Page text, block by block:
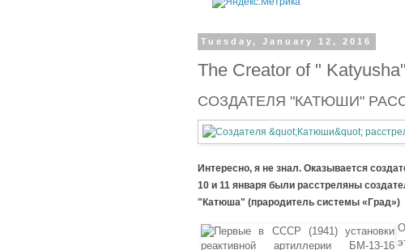
Tuesday, January 12, 2016
The Creator of "
СОЗДАТЕЛЯ "КАТЮШИ"
Интересно, я не знал. Оказывается
10 и 11 января были расстреляны
"Катюша" (прародитель системы «Град»)